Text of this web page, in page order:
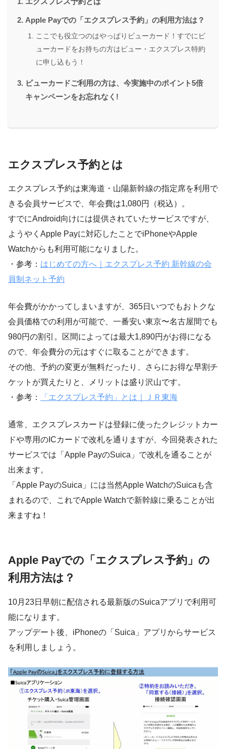
Apple Payでの「エクスプレス予約」の利用方法は？
ここでも役立つのはやっぱりビューカード！すでにビ
ューカードをお持ちの方はビュー・エクスプレス特約
に申し込もう！
ビューカードご利用の方は、今実施中のポイント5倍
キャンペーンをお忘れなく!
エクスプレス予約とは
エクスプレス予約は東海道・山陽新幹線の指定席を利用で
きる会員サービスで、年会費は1,080円（税込）。
すでにAndroid向けには提供されていたサービスですが、
ようやくApple Payに対応したことでiPhoneやApple
Watchからも利用可能になりました。
・参考： はじめての方へ｜エクスプレス予約 新幹線の会
員制ネット予約
年会費がかかってしまいますが、 365日いつでもおトクな
会員価格での利用が可能で、一番安い東京〜名古屋間でも
980円の割引。区間によっては最大1,890円がお得になる
ので、年会費分の元はすぐに取ることができます。
その他、予約の変更が無料だったり、さらにお得な早割チ
ケットが買えたりと、メリットは盛り沢山です。
・参考：
「エクスプレス予約」とは｜ＪＲ東海
通常、エクスプレスカードは登録に使ったクレジットカー
ドや専用のICカードで改札を通りますが、今回発表された
サービスでは「Apple PayのSuica」で改札を通ることが
出来ます。
「Apple PayのSuica」には当然Apple WatchのSuicaも含
まれるので、これでApple Watchで新幹線に乗ることが出
来ますね！
Apple Payでの「エクスプレス予約」の
利用方法は？
10月23日早朝に配信される最新版のSuicaアプリで利用可
能になります。
アップデート後、iPhoneの「Suica」アプリからサービス
を利用しましょう。